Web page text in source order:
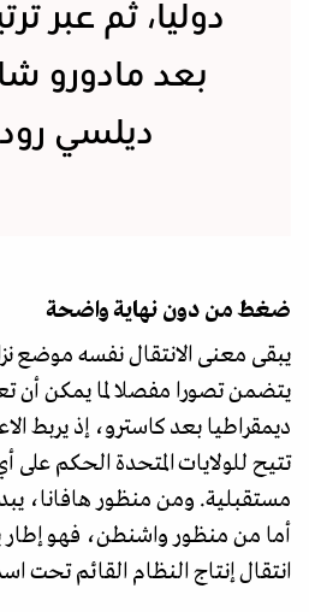
دوليا، ثم عبر
بعد مادورو
ديلسي
ضغط من دون نهاية واضحة
يبقى معنى الانتقال نفسه موضع
يتضمن تصورا مفصلا لما يمكن أن
ديمقراطيا بعد كاسترو، إذ يربط
تتيح للولايات المتحدة الحكم على
مستقبلية. ومن منظور هافانا،
أما من منظور واشنطن، فهو
انتقال إنتاج النظام القائم تحت